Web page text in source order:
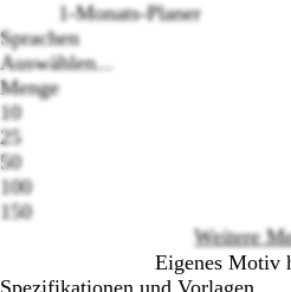
1-Monats-Planer
Sprachen
Auswählen...
Menge
10
25
50
100
150
Weitere
Eigenes Motiv